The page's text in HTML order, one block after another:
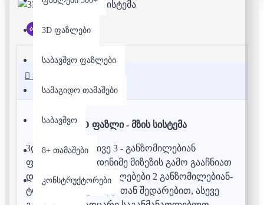
3D ფაზლები
საბავშვო ფაზლები
სამაგიდო თამაშები
საბავშვო
8+ თამაშები
კონსტრუქტორები
არ არის მარაგში
აღწერა
3D ფაზლი - მზის სისტემა
3დ ფაზლებს, იგივე 3 - განზომილებიან
ფაზლებს, რამოდენიმე მიზეზის გამო გააჩნიათ
დამატებითი ღირებულებები 2 განზომილებიან-
ტრადიციულ ფაზლებთან შედარებით, ასევე